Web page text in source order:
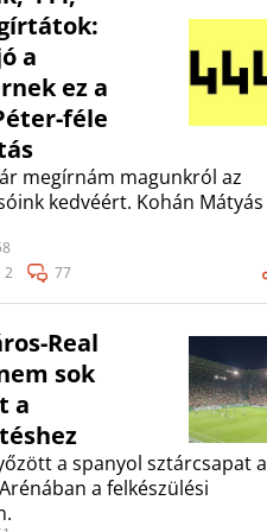
a
ez a
féle
megírnám magunkról az
kedvéért. Kohán Mátyás
2 77
Real
sok
a
a spanyol sztárcsapat a
a felkészülési